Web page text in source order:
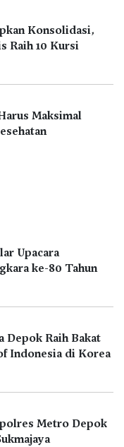
Konsolidasi,
Raih 10 Kursi
Maksimal
Upacara
ke-80 Tahun
Depok Raih Bakat
Indonesia di Korea
Metro Depok